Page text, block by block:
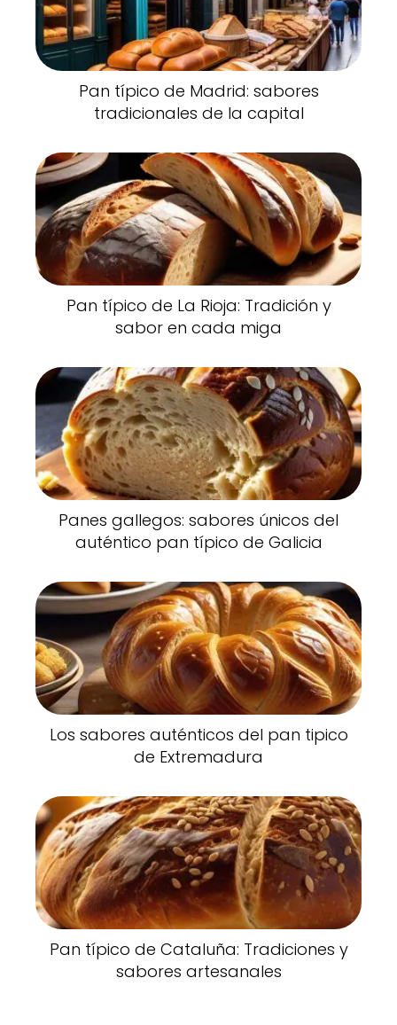
Pan típico de Madrid: sabores
tradicionales de la capital
Pan típico de La Rioja: Tradición y
sabor en cada miga
Panes gallegos: sabores únicos del
auténtico pan típico de Galicia
Los sabores auténticos del pan tipico
de Extremadura
Pan típico de Cataluña: Tradiciones y
sabores artesanales